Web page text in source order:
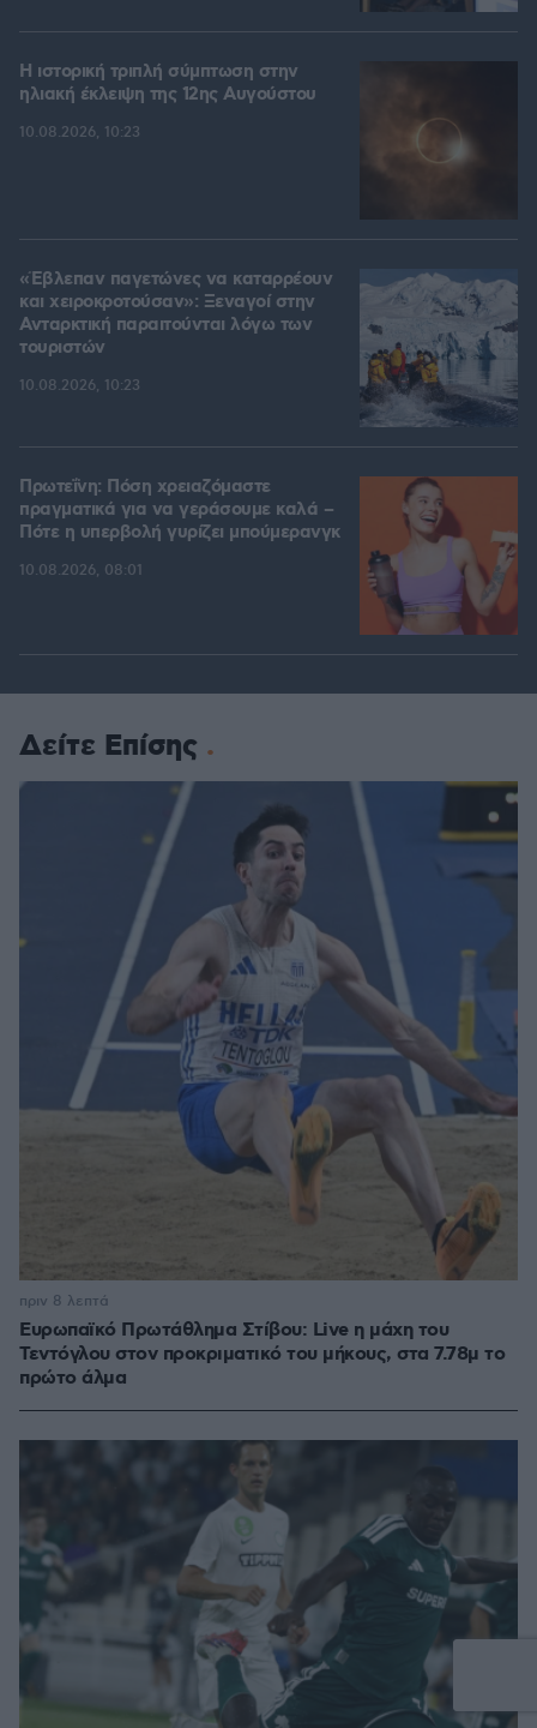
Η ιστορική τριπλή σύμπτωση στην
ηλιακή έκλειψη της 12ης Αυγούστου
10.08.2026, 10:23
«Έβλεπαν παγετώνες να καταρρέουν
και χειροκροτούσαν»: Ξεναγοί στην
Ανταρκτική παραιτούνται λόγω των
τουριστών
10.08.2026, 10:23
Πρωτεΐνη: Πόση χρειαζόμαστε
πραγματικά για να γεράσουμε καλά –
Πότε η υπερβολή γυρίζει μπούμερανγκ
10.08.2026, 08:01
Δείτε Επίσης
Ευρωπαϊκό Πρωτάθλημα Στίβου: Live η μάχη του
Τεντόγλου στον προκριματικό του μήκους, στα 7.78μ το
πρώτο άλμα
πριν 8 λεπτά